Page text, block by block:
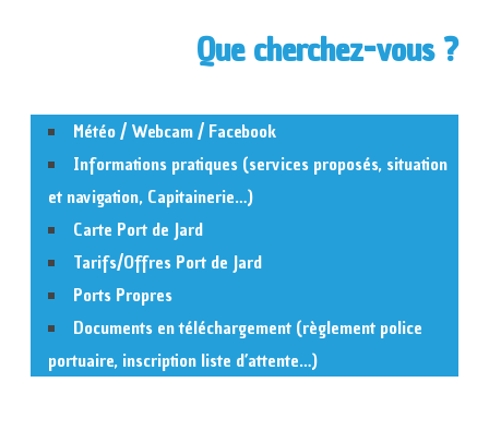
Que cherchez-vous ?
Météo / Webcam / Facebook
Informations pratiques (services proposés, situation
et navigation, Capitainerie…)
Carte Port de Jard
Tarifs/Offres Port de Jard
Ports Propres
Documents en téléchargement (règlement police
portuaire, inscription liste d’attente…)